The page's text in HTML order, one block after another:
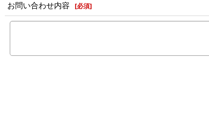
お問い合わせ内容 [必須]